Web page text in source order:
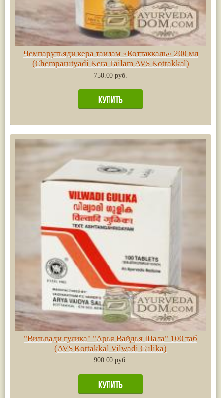
Чемпарутьяди кера таилам «Коттаккаль» 200 мл
(Chemparutyadi Kera Tailam AVS Kottakkal)
750.00 руб.
"Вильвади гулика" "Арья Вайдья Шала" 100 таб
(AVS Kottakkal Vilwadi Gulika)
900.00 руб.